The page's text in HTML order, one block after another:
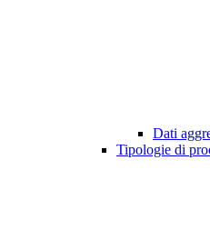
Dati
Tipologie di